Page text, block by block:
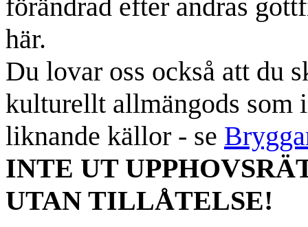
förändrad efter andras
här.
Du lovar oss också att du
kulturellt allmängods som
liknande källor - se
INTE UT
UTAN TILLÅTELSE!